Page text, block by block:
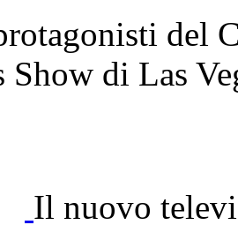
del
Show di Las
Il nuovo